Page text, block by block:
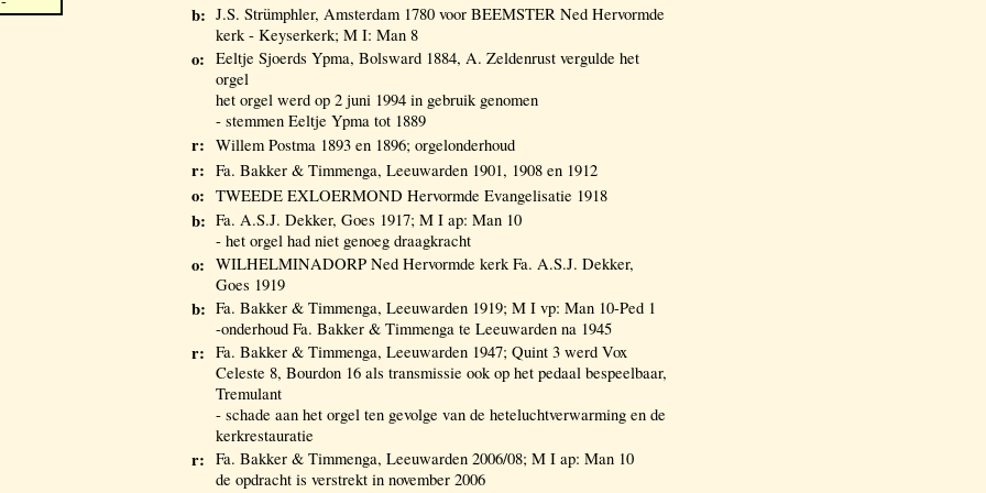
b: J.S. Strümphler, Amsterdam 1780 voor BEEMSTER Ned Hervormde
kerk - Keyserkerk; M I: Man 8
o: Eeltje Sjoerds Ypma, Bolsward 1884, A. Zeldenrust vergulde het
orgel
het orgel werd op 2 juni 1994 in gebruik genomen
- stemmen Eeltje Ypma tot 1889
r: Willem Postma 1893 en 1896; orgelonderhoud
r: Fa. Bakker & Timmenga, Leeuwarden 1901, 1908 en 1912
o: TWEEDE EXLOERMOND Hervormde Evangelisatie 1918
b: Fa. A.S.J. Dekker, Goes 1917; M I ap: Man 10
- het orgel had niet genoeg draagkracht
o: WILHELMINADORP Ned Hervormde kerk Fa. A.S.J. Dekker,
Goes 1919
b: Fa. Bakker & Timmenga, Leeuwarden 1919; M I vp: Man 10-Ped 1
-onderhoud Fa. Bakker & Timmenga te Leeuwarden na 1945
r: Fa. Bakker & Timmenga, Leeuwarden 1947; Quint 3 werd Vox
Celeste 8, Bourdon 16 als transmissie ook op het pedaal bespeelbaar,
Tremulant
- schade aan het orgel ten gevolge van de heteluchtverwarming en de
kerkrestauratie
r: Fa. Bakker & Timmenga, Leeuwarden 2006/08; M I ap: Man 10
de opdracht is verstrekt in november 2006